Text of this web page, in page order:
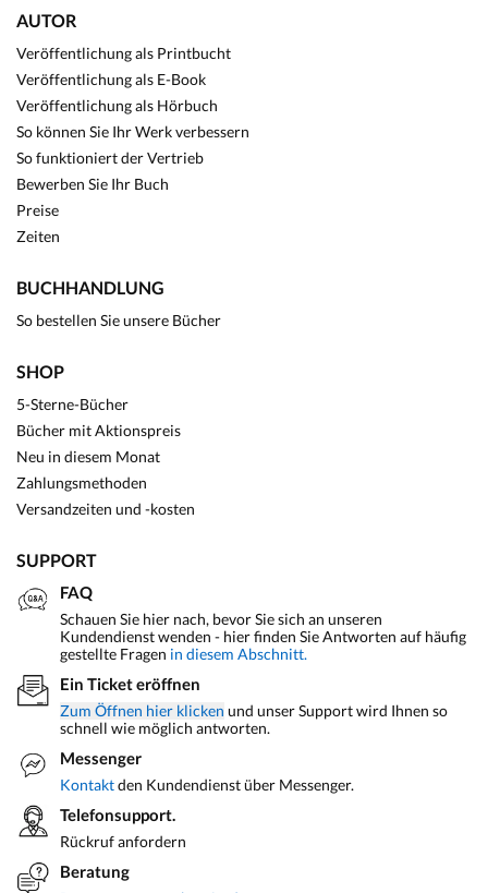
AUTOR
Veröffentlichung als Printbucht
Veröffentlichung als E-Book
Veröffentlichung als Hörbuch
So können Sie Ihr Werk verbessern
So funktioniert der Vertrieb
Bewerben Sie Ihr Buch
Preise
Zeiten
BUCHHANDLUNG
So bestellen Sie unsere Bücher
SHOP
5-Sterne-Bücher
Bücher mit Aktionspreis
Neu in diesem Monat
Zahlungsmethoden
Versandzeiten und -kosten
SUPPORT
FAQ
Schauen Sie hier nach, bevor Sie sich an unseren
Kundendienst wenden - hier finden Sie Antworten auf häufig
gestellte Fragen in diesem Abschnitt.
Ein Ticket eröffnen
Zum Öffnen hier klicken und unser Support wird Ihnen so
schnell wie möglich antworten.
Messenger
Kontaktden Kundendienst über Messenger.
Telefonsupport.
Rückruf anfordern
Beratung